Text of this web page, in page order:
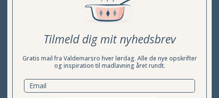
Tilmeld dig mit nyhedsbrev
Gratis mail fra Valdemarsro hver lørdag. Alle de nye opskrifter
og inspiration til madlavning året rundt.